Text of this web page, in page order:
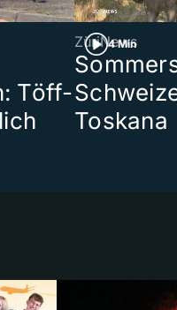
Töff-
4 Min
ZüriNews
Toskana